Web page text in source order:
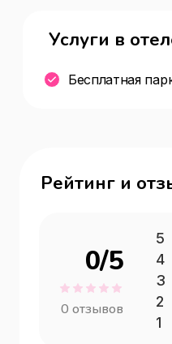
Услуги в
Бесплатная
Рейтинг и
0/5
0 отзывов
5
4
3
2
1